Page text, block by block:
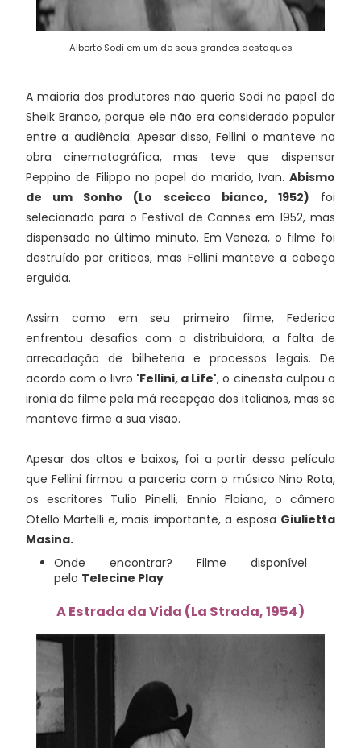
Alberto Sodi em um de seus grandes destaques
A maioria dos produtores não queria Sodi no papel do
Sheik Branco, porque ele não era considerado popular
entre a audiência. Apesar disso, Fellini o manteve na
obra cinematográfica, mas teve que dispensar
Peppino de Filippo no papel do marido, Ivan. Abismo
de um Sonho (Lo sceicco bianco, 1952) foi
selecionado para o Festival de Cannes em 1952, mas
dispensado no último minuto. Em Veneza, o filme foi
destruído por críticos, mas Fellini manteve a cabeça
erguida.
Assim como em seu primeiro filme, Federico
enfrentou desafios com a distribuidora, a falta de
arrecadação de bilheteria e processos legais. De
acordo com o livro 'Fellini, a Life', o cineasta culpou a
ironia do filme pela má recepção dos italianos, mas se
manteve firme a sua visão.
Apesar dos altos e baixos, foi a partir dessa película
que Fellini firmou a parceria com o músico Nino Rota,
os escritores Tulio Pinelli, Ennio Flaiano, o câmera
Otello Martelli e, mais importante, a esposa Giulietta
Masina.
Onde encontrar? Filme disponível
pelo Telecine Play
A Estrada da Vida (La Strada, 1954)